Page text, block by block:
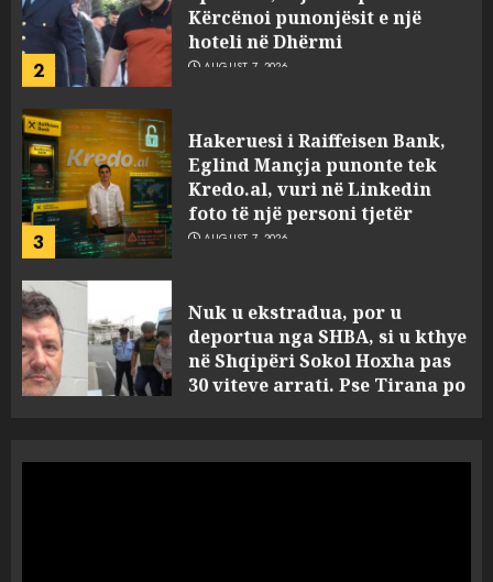
hoteli në Dhërmi
AUGUST 7, 2026
3
Eglind Mançja punonte tek
Kredo.al, vuri në Linkedin
foto të një personi tjetër
AUGUST 7, 2026
4
deportua nga SHBA, si u kthye
në Shqipëri Sokol Hoxha pas
30 viteve arrati. Pse Tirana po
i kërkon ndihmë Brukselit